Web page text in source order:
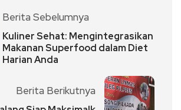
Berita Sebelumnya
Kuliner Sehat: Mengintegrasikan
Makanan Superfood dalam Diet
Harian Anda
Berita Berikutnya